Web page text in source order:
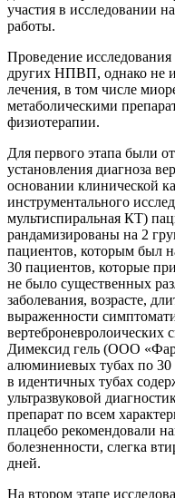
участия в исследовании
работы.
Проведение
других НПВП, однако не
лечения, в том числе
метаболическими
физиотерапии.
Для первого этапа были
установления диагноза
основании клинической
инструментального
мультиспиральная КТ)
рандамизированы на 2
пациентов, которым был
30 пациентов, которые
не было существенных
заболевания, возрасте,
выраженности
вертеброневролоических
Димексид гель (ООО
алюминиевых тубах по
в идентичных тубах
ультразвуковой
препарат по всем
плацебо рекомендовали
болезненности, слегка
дней.
На втором этапе